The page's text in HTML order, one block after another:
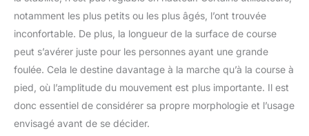
notamment les plus petits ou les plus âgés, l’ont trouvée
inconfortable. De plus, la longueur de la surface de course
peut s’avérer juste pour les personnes ayant une grande
foulée. Cela le destine davantage à la marche qu’à la course à
pied, où l’amplitude du mouvement est plus importante. Il est
donc essentiel de considérer sa propre morphologie et l’usage
envisagé avant de se décider.